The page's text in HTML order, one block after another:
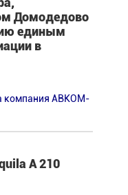
Домодедово
единым
в
компания АВКОМ-
A 210